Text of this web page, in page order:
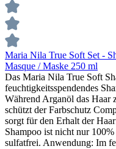
Maria Nila True Soft Set -
Masque / Maske 250 ml
Das Maria Nila True Soft
feuchtigkeitsspendendes
Während Arganöl das Haar
schützt der Farbschutz
sorgt für den Erhalt der
Shampoo ist nicht nur
sulfatfrei. Anwendung: Im